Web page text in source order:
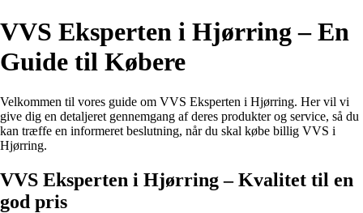
VVS Eksperten i Hjørring – En
Guide til Købere
Velkommen til vores guide om VVS Eksperten i Hjørring. Her vil vi
give dig en detaljeret gennemgang af deres produkter og service, så du
kan træffe en informeret beslutning, når du skal købe billig VVS i
Hjørring.
VVS Eksperten i Hjørring – Kvalitet til en
god pris